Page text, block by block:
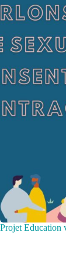
Projet Education